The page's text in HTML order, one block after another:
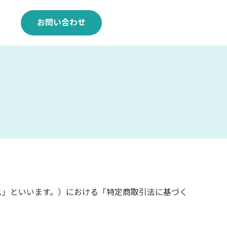
お問い合わせ
といいます。）における「特定商取引法に基づく